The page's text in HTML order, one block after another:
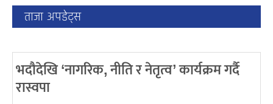
ताजा अपडेट्स
भदौदेखि ‘नागरिक, नीति र नेतृत्व’ कार्यक्रम गर्दै
रास्वपा